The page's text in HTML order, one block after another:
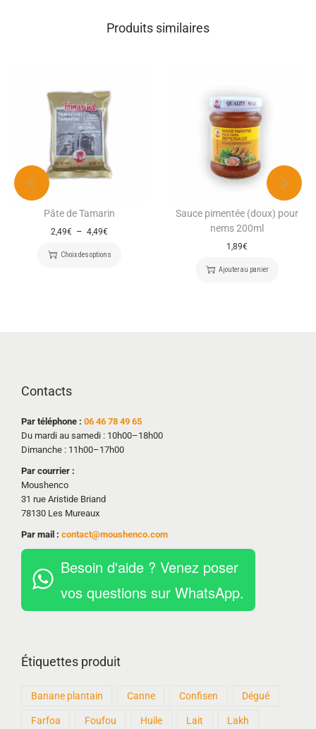
Produits similaires
Pâte de Tamarin
2,49€ – 4,49€
Choix des options
Sauce pimentée (doux) pour
nems 200ml
1,89€
Ajouter au panier
Contacts
Par téléphone : 06 46 78 49 65
Du mardi au samedi : 10h00–18h00
Dimanche : 11h00–17h00
Par courrier :
Moushenco
31 rue Aristide Briand
78130 Les Mureaux
Par mail : contact@moushenco.com
Besoin d'aide ? Venez poser
vos questions sur WhatsApp.
Étiquettes produit
Banane plantain Canne Confisen Dégué
Farfoa Foufou Huile Lait Lakh